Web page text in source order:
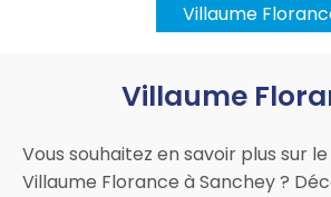
Villaume
Villaume
Vous souhaitez en savoir plus sur
Villaume Florance à Sanchey ?